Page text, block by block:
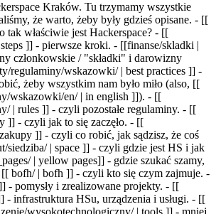
Kraków. Tu trzymamy wszystkie
że warto, żeby były gdzieś opisane. - [[
tak właściwie jest Hackerspace? - [[
]] - pierwsze kroki. - [[finanse/skladki |
członkowskie / "składki" i darowizny
regulaminy/wskazowki/ | best practices ]] -
żeby wszystkim nam było miło (also, [[
wskazowki/en/ | in english ]]). - [[
| rules ]] - czyli pozostałe regulaminy. - [[
]] - czyli jak to się zaczęło. - [[
]] - czyli co robić, jak sądzisz, że coś
siedziba/ | space ]] - czyli gdzie jest HS i jak
| yellow pages]] - gdzie szukać szamy,
bofh/ | bofh ]] - czyli kto się czym zajmuje. -
- pomysły i zrealizowane projekty. - [[
- infrastruktura HSu, urządzenia i usługi. - [[